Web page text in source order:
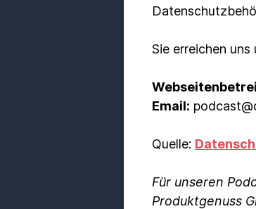
Sie erreichen
Email:
Quelle:
Für unseren
Produktgenuss